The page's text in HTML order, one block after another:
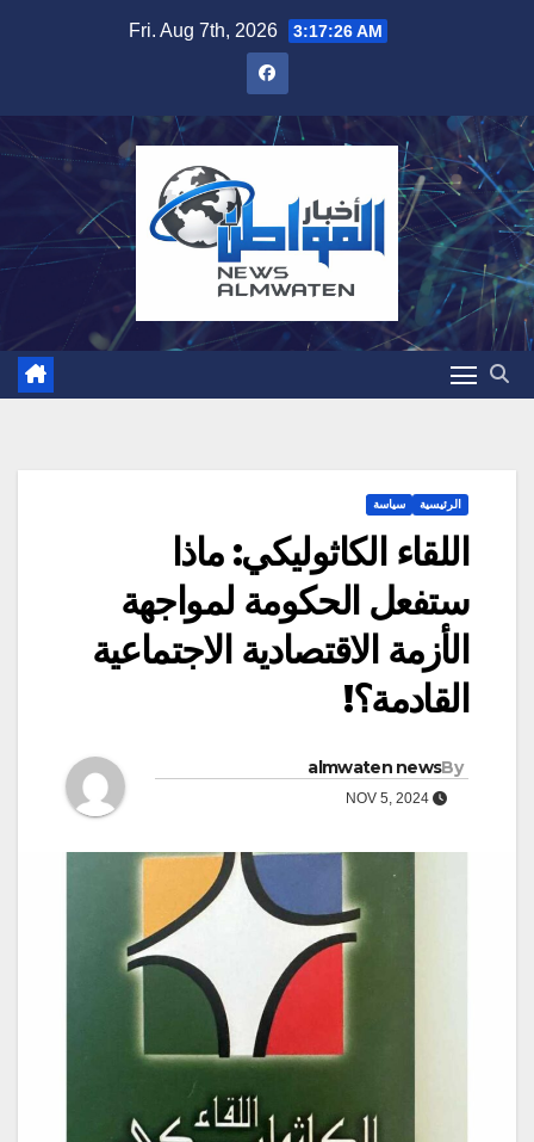
Fri. Aug 7th, 2026 3:17:27 AM
الرئيسية سياسة
اللقاء الكاثوليكي: ماذا
ستفعل الحكومة لمواجهة
الأزمة الاقتصادية الاجتماعية
القادمة؟!
By
almwaten news